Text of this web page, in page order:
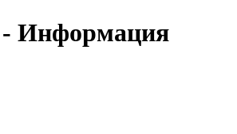
- Информация